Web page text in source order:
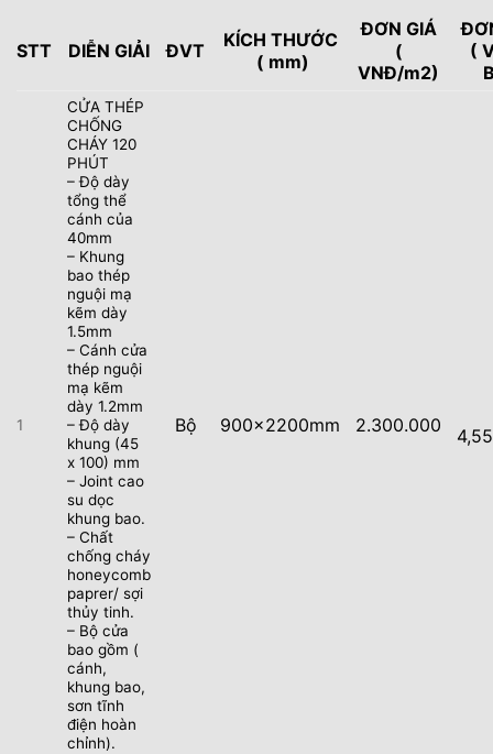
STT DIỄN GIẢI ĐVT
KÍCH THƯỚC
( mm)
ĐƠN GIÁ
(
VNĐ/m2)
(
1
CỬA THÉP
CHỐNG
CHÁY 120
PHÚT
– Độ dày
tổng thể
cánh của
40mm
– Khung
bao thép
nguội mạ
kẽm dày
1.5mm
– Cánh cửa
thép nguội
mạ kẽm
dày 1.2mm
– Độ dày
khung (45
x 100) mm
– Joint cao
su dọc
khung bao.
– Chất
chống cháy
honeycomb
paprer/ sợi
thủy tinh.
– Bộ cửa
bao gồm (
cánh,
khung bao,
sơn tĩnh
điện hoàn
chỉnh).
Bộ 900x2200mm 2.300.000